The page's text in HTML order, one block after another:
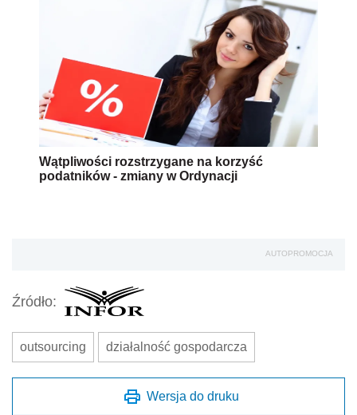
Wątpliwości rozstrzygane na korzyść
podatników - zmiany w Ordynacji
AUTOPROMOCJA
Źródło:
outsourcing działalność gospodarcza
Wersja do druku